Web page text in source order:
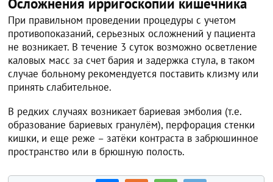
Осложнения ирригоскопии кишечника
При правильном проведении процедуры с учетом
противопоказаний, серьезных осложнений у пациента
не возникает. В течение 3 суток возможно осветление
каловых масс за счет бария и задержка стула, в таком
случае больному рекомендуется поставить клизму или
принять слабительное.
В редких случаях возникает бариевая эмболия (т.е.
образование бариевых гранулём), перфорация стенки
кишки, и еще реже – затёки контраста в забрюшинное
пространство или в брюшную полость.